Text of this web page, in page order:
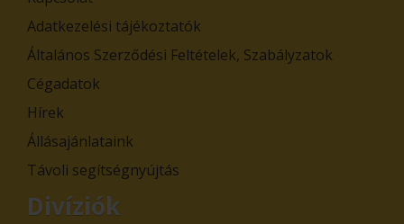
Adatkezelési tájékoztatók
Általános Szerződési Feltételek, Szabályzatok
Cégadatok
Hírek
Állásajánlataink
Távoli segítségnyújtás
Divíziók